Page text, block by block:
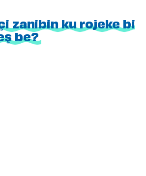
zanibin ku rojeke bi
be?